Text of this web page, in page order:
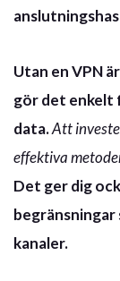
Utan en VPN
gör det enkelt
data.Att
effektiva
Det ger dig
kanaler.